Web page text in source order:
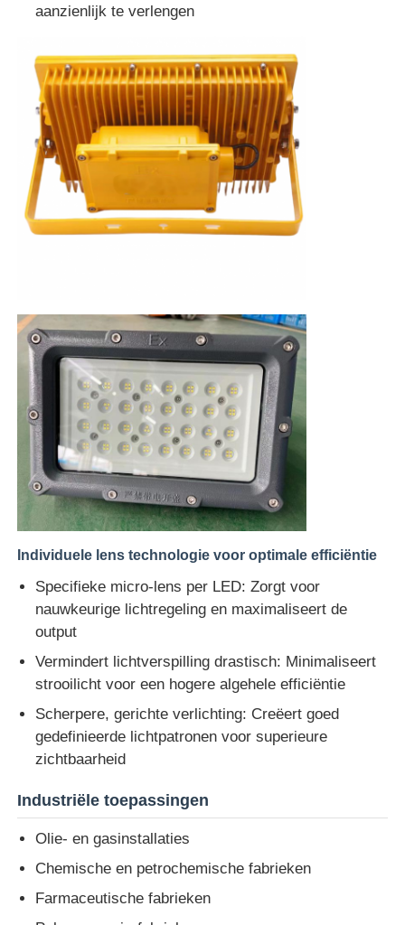
aanzienlijk te verlengen
Individuele lens technologie voor optimale efficiëntie
Specifieke micro-lens per LED: Zorgt voor
nauwkeurige lichtregeling en maximaliseert de
output
Vermindert lichtverspilling drastisch: Minimaliseert
strooilicht voor een hogere algehele efficiëntie
Scherpere, gerichte verlichting: Creëert goed
gedefinieerde lichtpatronen voor superieure
zichtbaarheid
Industriële toepassingen
Olie- en gasinstallaties
Chemische en petrochemische fabrieken
Farmaceutische fabrieken